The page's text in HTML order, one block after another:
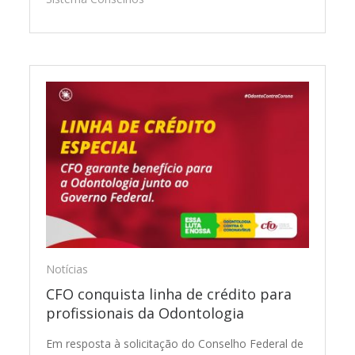
Notícias
CFO conquista linha de crédito para
profissionais da Odontologia
Em resposta à solicitação do Conselho Federal de